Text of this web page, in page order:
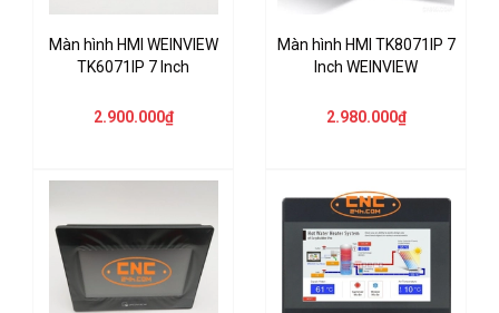
Màn hình HMI WEINVIEW
TK6071IP 7 Inch
2.900.000₫
Màn hình HMI TK8071IP 7
Inch WEINVIEW
2.980.000₫